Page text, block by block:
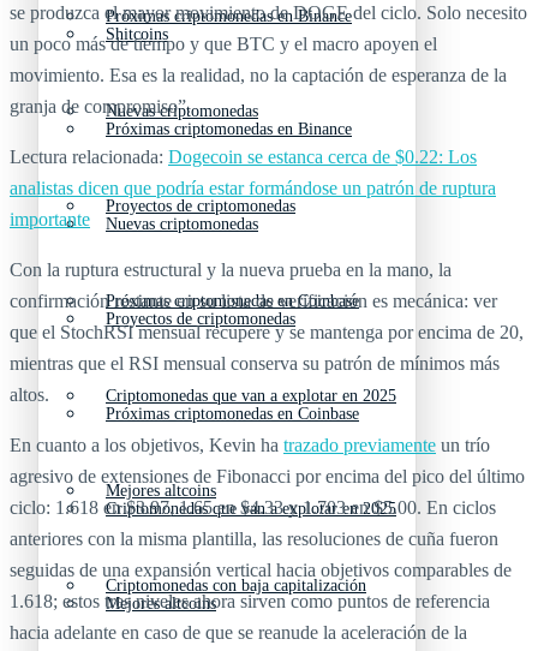
Próximas criptomonedas en Binance
Nuevas criptomonedas
Proyectos de criptomonedas
Próximas criptomonedas en Coinbase
Criptomonedas que van a explotar en 2025
Mejores altcoins
Criptomonedas con baja capitalización
Shitcoins
Próximas criptomonedas en Binance
Nuevas criptomonedas
Proyectos de criptomonedas
Próximas criptomonedas en Coinbase
Criptomonedas que van a explotar en 2025
Mejores altcoins
se produzca el mayor movimiento de DOGE del ciclo. Solo necesito
un poco más de tiempo y que BTC y el macro apoyen el
movimiento. Esa es la realidad, no la captación de esperanza de la
granja de compromiso”.
Lectura relacionada: Dogecoin se estanca cerca de $0.22: Los
analistas dicen que podría estar formándose un patrón de ruptura
importante
Con la ruptura estructural y la nueva prueba en la mano, la
confirmación restante en su lista de verificación es mecánica: ver
que el StochRSI mensual recupere y se mantenga por encima de 20,
mientras que el RSI mensual conserva su patrón de mínimos más
altos.
En cuanto a los objetivos, Kevin ha trazado previamente un trío
agresivo de extensiones de Fibonacci por encima del pico del último
ciclo: 1.618 en $3.97, 1.65 en $4.33 y 1.703 en $5.00. En ciclos
anteriores con la misma plantilla, las resoluciones de cuña fueron
seguidas de una expansión vertical hacia objetivos comparables de
1.618; estos tres niveles ahora sirven como puntos de referencia
hacia adelante en caso de que se reanude la aceleración de la